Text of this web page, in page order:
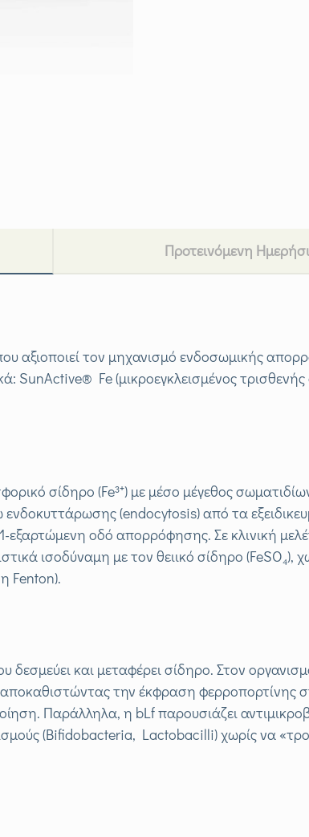
Προτεινόμενη
αξιοποιεί τον μηχανισμό ενδοσωμικής
Fe (μικροεγκλεισμένος τρισθενής
σίδηρο (Fe³⁺) με μέσο μέγεθος
(endocytosis) από τα
οδό απορρόφησης. Σε κλινική
ισοδύναμη με τον θειικό σίδηρο (FeSO₄),
Fenton).
και μεταφέρει σίδηρο. Στον
αποκαθιστώντας την έκφραση
Παράλληλα, η bLf παρουσιάζει
(Bifidobacteria, Lactobacilli) χωρίς να